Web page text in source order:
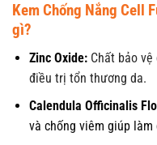
Kem Chống Nắng Cell
gì?
Zinc Oxide: Chất bảo
điều trị tổn thương da.
Calendula Officinalis
và chống viêm giúp